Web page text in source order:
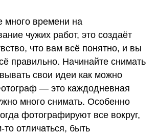
много времени на
чужих работ, это создаёт
что вам всё понятно, и вы
правильно. Начинайте снимать
свои идеи как можно
— это каждодневная
много снимать. Особенно
фотографируют все вокруг,
отличаться, быть